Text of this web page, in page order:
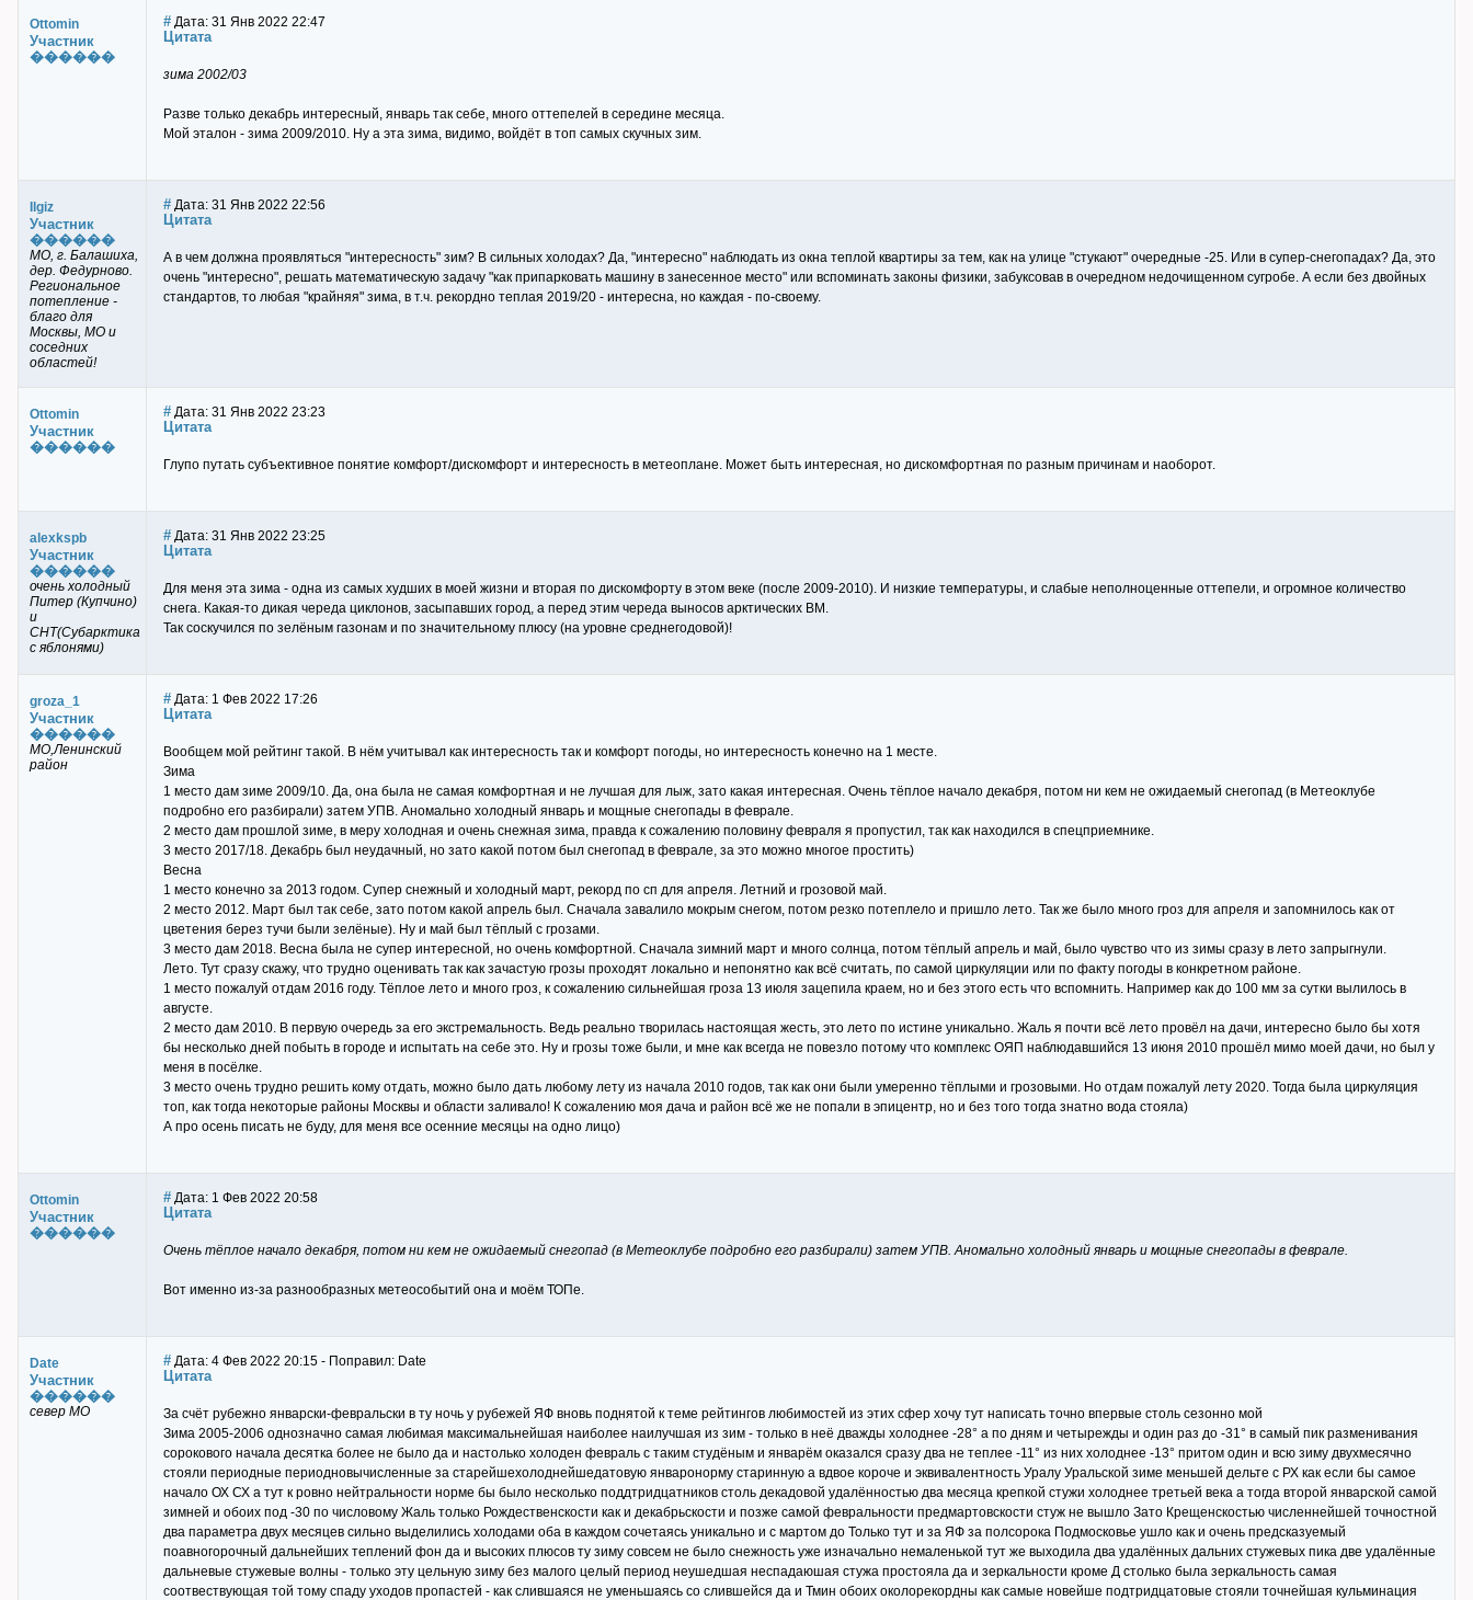
Ottomin
Участник
������
# Дата: 31 Янв 2022 22:47
Цитата
зима 2002/03
Разве только декабрь интересный, январь так себе, много оттепелей в середине месяца.
Мой эталон - зима 2009/2010. Ну а эта зима, видимо, войдёт в топ самых скучных зим.
Ilgiz
Участник
������
МО, г. Балашиха,
дер. Федурново.
Региональное
потепление -
благо для
Москвы, МО и
соседних
областей!
# Дата: 31 Янв 2022 22:56
Цитата
А в чем должна проявляться "интересность" зим? В сильных холодах? Да, "интересно" наблюдать из окна теплой квартиры за тем, как на улице "стукают" очередные -25. Или в супер-снегопадах? Да, это
очень "интересно", решать математическую задачу "как припарковать машину в занесенное место" или вспоминать законы физики, забуксовав в очередном недочищенном сугробе. А если без двойных
стандартов, то любая "крайняя" зима, в т.ч. рекордно теплая 2019/20 - интересна, но каждая - по-своему.
Ottomin
Участник
������
# Дата: 31 Янв 2022 23:23
Цитата
Глупо путать субъективное понятие комфорт/дискомфорт и интересность в метеоплане. Может быть интересная, но дискомфортная по разным причинам и наоборот.
alexkspb
Участник
������
очень холодный
Питер (Купчино)
и
СНТ(Субарктика
с яблонями)
# Дата: 31 Янв 2022 23:25
Цитата
Для меня эта зима - одна из самых худших в моей жизни и вторая по дискомфорту в этом веке (после 2009-2010). И низкие температуры, и слабые неполноценные оттепели, и огромное количество
снега. Какая-то дикая череда циклонов, засыпавших город, а перед этим череда выносов арктических ВМ.
Так соскучился по зелёным газонам и по значительному плюсу (на уровне среднегодовой)!
groza_1
Участник
������
МО,Ленинский
район
# Дата: 1 Фев 2022 17:26
Цитата
Вообщем мой рейтинг такой. В нём учитывал как интересность так и комфорт погоды, но интересность конечно на 1 месте.
Зима
1 место дам зиме 2009/10. Да, она была не самая комфортная и не лучшая для лыж, зато какая интересная. Очень тёплое начало декабря, потом ни кем не ожидаемый снегопад (в Метеоклубе
подробно его разбирали) затем УПВ. Аномально холодный январь и мощные снегопады в феврале.
2 место дам прошлой зиме, в меру холодная и очень снежная зима, правда к сожалению половину февраля я пропустил, так как находился в спецприемнике.
3 место 2017/18. Декабрь был неудачный, но зато какой потом был снегопад в феврале, за это можно многое простить)
Весна
1 место конечно за 2013 годом. Супер снежный и холодный март, рекорд по сп для апреля. Летний и грозовой май.
2 место 2012. Март был так себе, зато потом какой апрель был. Сначала завалило мокрым снегом, потом резко потеплело и пришло лето. Так же было много гроз для апреля и запомнилось как от
цветения берез тучи были зелёные). Ну и май был тёплый с грозами.
3 место дам 2018. Весна была не супер интересной, но очень комфортной. Сначала зимний март и много солнца, потом тёплый апрель и май, было чувство что из зимы сразу в лето запрыгнули.
Лето. Тут сразу скажу, что трудно оценивать так как зачастую грозы проходят локально и непонятно как всё считать, по самой циркуляции или по факту погоды в конкретном районе.
1 место пожалуй отдам 2016 году. Тёплое лето и много гроз, к сожалению сильнейшая гроза 13 июля зацепила краем, но и без этого есть что вспомнить. Например как до 100 мм за сутки вылилось в
августе.
2 место дам 2010. В первую очередь за его экстремальность. Ведь реально творилась настоящая жесть, это лето по истине уникально. Жаль я почти всё лето провёл на дачи, интересно было бы хотя
бы несколько дней побыть в городе и испытать на себе это. Ну и грозы тоже были, и мне как всегда не повезло потому что комплекс ОЯП наблюдавшийся 13 июня 2010 прошёл мимо моей дачи, но был у
меня в посёлке.
3 место очень трудно решить кому отдать, можно было дать любому лету из начала 2010 годов, так как они были умеренно тёплыми и грозовыми. Но отдам пожалуй лету 2020. Тогда была циркуляция
топ, как тогда некоторые районы Москвы и области заливало! К сожалению моя дача и район всё же не попали в эпицентр, но и без того тогда знатно вода стояла)
А про осень писать не буду, для меня все осенние месяцы на одно лицо)
Ottomin
Участник
������
# Дата: 1 Фев 2022 20:58
Цитата
Очень тёплое начало декабря, потом ни кем не ожидаемый снегопад (в Метеоклубе подробно его разбирали) затем УПВ. Аномально холодный январь и мощные снегопады в феврале.
Вот именно из-за разнообразных метеособытий она и моём ТОПе.
Date
Участник
������
север МО
# Дата: 4 Фев 2022 20:15 - Поправил: Date
Цитата
За счёт рубежно январски-февральски в ту ночь у рубежей ЯФ вновь поднятой к теме рейтингов любимостей из этих сфер хочу тут написать точно впервые столь сезонно мой
Зима 2005-2006 однозначно самая любимая максимальнейшая наиболее наилучшая из зим - только в неё дважды холоднее -28° а по дням и четырежды и один раз до -31° в самый пик разменивания
сорокового начала десятка более не было да и настолько холоден февраль с таким студёным и январём оказался сразу два не теплее -11° из них холоднее -13° притом один и всю зиму двухмесячно
стояли периодные периодновычисленные за старейшехолоднейшедатовую январонорму старинную а вдвое короче и эквивалентность Уралу Уральской зиме меньшей дельте с РХ как если бы самое
начало ОХ СХ а тут к ровно нейтральности норме бы было несколько поддтридцатников столь декадовой удалённостью два месяца крепкой стужи холоднее третьей века а тогда второй январской самой
зимней и обоих под -30 по числовому Жаль только Рождественскости как и декабрьскости и позже самой февральности предмартовскости стуж не вышло Зато Крещенскостью численнейшей точностной
два параметра двух месяцев сильно выделились холодами оба в каждом сочетаясь уникально и с мартом до Только тут и за ЯФ за полсорока Подмосковье ушло как и очень предсказуемый
поавногорочный дальнейших теплений фон да и высоких плюсов ту зиму совсем не было снежность уже изначально немаленькой тут же выходила два удалённых дальних стужевых пика две удалённые
дальневые стужевые волны - только эту цельную зиму без малого целый период неушедшая неспадаюшая стужа простояла да и зеркальности кроме Д столько была зеркальность самая
соотвествующая той тому спаду уходов пропастей - как слившаяся не уменьшаясь со слившейся да и Тмин обоих околорекордны как самые новейше подтридцатовые стояли точнейшая кульминация